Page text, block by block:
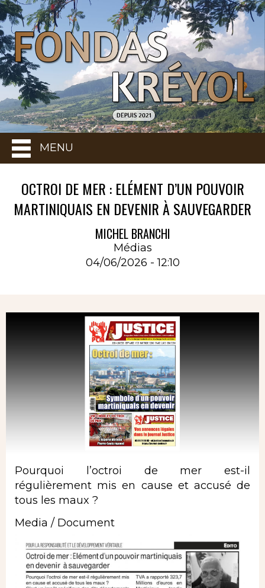
MENU
OCTROI DE MER : ELÉMENT D’UN POUVOIR
MARTINIQUAIS EN DEVENIR À SAUVEGARDER
MICHEL BRANCHI
Médias
04/06/2026 - 12:10
Pourquoi l’octroi de mer est-il
régulièrement mis en cause et accusé de
tous les maux ?
Media / Document